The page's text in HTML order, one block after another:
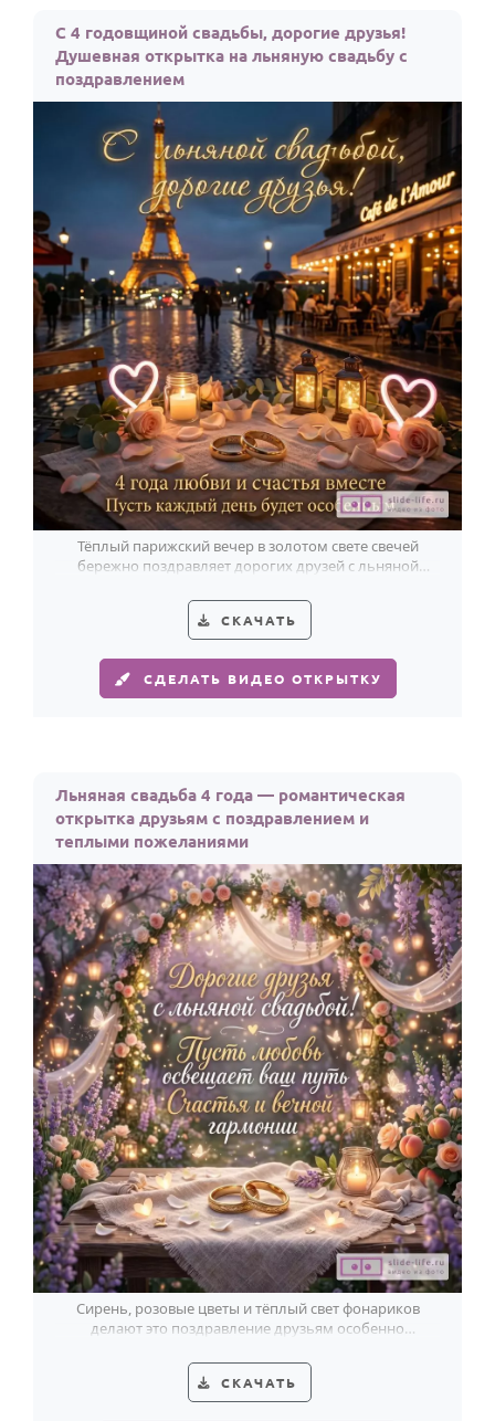
С 4 годовщиной свадьбы, дорогие друзья!
Душевная открытка на льняную свадьбу с
поздравлением
Тёплый парижский вечер в золотом свете свечей
бережно поздравляет дорогих друзей с льняной
СКАЧАТЬ
СДЕЛАТЬ ВИДЕО ОТКРЫТКУ
Льняная свадьба 4 года — романтическая
открытка друзьям с поздравлением и
теплыми пожеланиями
Сирень, розовые цветы и тёплый свет фонариков
делают это поздравление друзьям особенно
СКАЧАТЬ